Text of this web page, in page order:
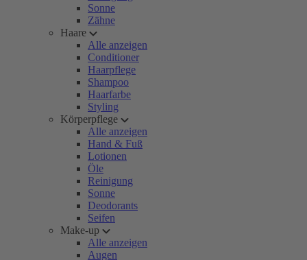
Sonne
Zähne
Haare
Alle anzeigen
Conditioner
Haarpflege
Shampoo
Haarfarbe
Styling
Körperpflege
Alle anzeigen
Hand & Fuß
Lotionen
Öle
Reinigung
Sonne
Deodorants
Seifen
Make-up
Alle anzeigen
Augen